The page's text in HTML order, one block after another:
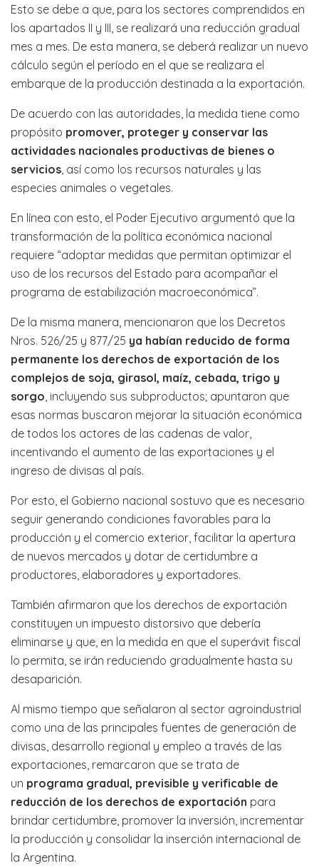
Esto se debe a que, para los sectores comprendidos en
los apartados II y III, se realizará una reducción gradual
mes a mes. De esta manera, se deberá realizar un nuevo
cálculo según el período en el que se realizara el
embarque de la producción destinada a la exportación.
De acuerdo con las autoridades, la medida tiene como
propósito promover, proteger y conservar las
actividades nacionales productivas de bienes o
servicios, así como los recursos naturales y las
especies animales o vegetales.
En línea con esto, el Poder Ejecutivo argumentó que la
transformación de la política económica nacional
requiere “adoptar medidas que permitan optimizar el
uso de los recursos del Estado para acompañar el
programa de estabilización macroeconómica”.
De la misma manera, mencionaron que los Decretos
Nros. 526/25 y 877/25 ya habían reducido de forma
permanente los derechos de exportación de los
complejos de soja, girasol, maíz, cebada, trigo y
sorgo, incluyendo sus subproductos; apuntaron que
esas normas buscaron mejorar la situación económica
de todos los actores de las cadenas de valor,
incentivando el aumento de las exportaciones y el
ingreso de divisas al país.
Por esto, el Gobierno nacional sostuvo que es necesario
seguir generando condiciones favorables para la
producción y el comercio exterior, facilitar la apertura
de nuevos mercados y dotar de certidumbre a
productores, elaboradores y exportadores.
También afirmaron que los derechos de exportación
constituyen un impuesto distorsivo que debería
eliminarse y que, en la medida en que el superávit fiscal
lo permita, se irán reduciendo gradualmente hasta su
desaparición.
Al mismo tiempo que señalaron al sector agroindustrial
como una de las principales fuentes de generación de
divisas, desarrollo regional y empleo a través de las
exportaciones, remarcaron que se trata de
un programa gradual, previsible y verificable de
reducción de los derechos de exportación para
brindar certidumbre, promover la inversión, incrementar
la producción y consolidar la inserción internacional de
la Argentina.